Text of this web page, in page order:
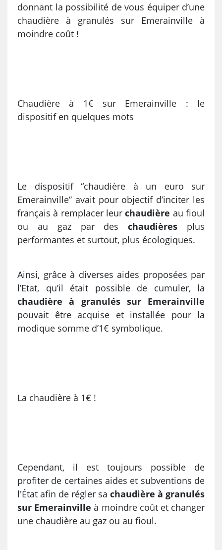
donnant la possibilité de vous équiper d’une
chaudière à granulés sur Emerainville à
moindre coût !
Chaudière à 1€ sur Emerainville : le
dispositif en quelques mots
Le dispositif “chaudière à un euro sur
Emerainville” avait pour objectif d’inciter les
français à remplacer leurchaudière au fioul
ou au gaz par deschaudières plus
performantes et surtout, plus écologiques.
Ainsi, grâce à diverses aides proposées par
l’Etat, qu’il était possible de cumuler, la
chaudière à granulés sur Emerainville
pouvait être acquise et installée pour la
modique somme d’1€ symbolique.
La chaudière à 1€ !
Cependant, il est toujours possible de
profiter de certaines aides et subventions de
l'État afin de régler sa chaudière à granulés
sur Emerainville à moindre coût et changer
une chaudière au gaz ou au fioul.